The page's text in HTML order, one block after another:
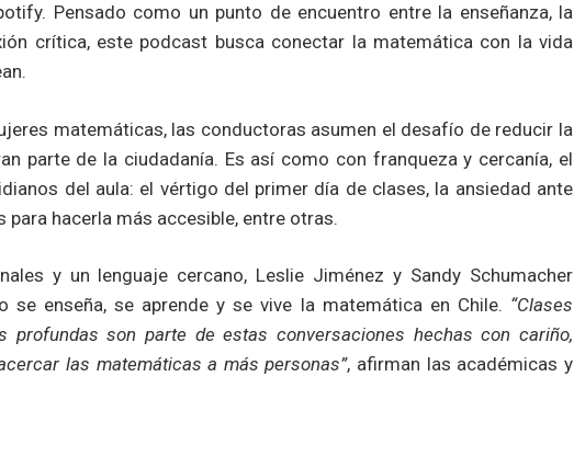
Pensado como un punto de encuentro entre la enseñanza, la
crítica, este podcast busca conectar la matemática con la vida
matemáticas, las conductoras asumen el desafío de reducir la
parte de la ciudadanía. Es así como con franqueza y cercanía, el
del aula: el vértigo del primer día de clases, la ansiedad ante
hacerla más accesible, entre otras.
y un lenguaje cercano, Leslie Jiménez y Sandy Schumacher
se enseña, se aprende y se vive la matemática en Chile. “Clases
profundas son parte de estas conversaciones hechas con cariño,
las matemáticas a más personas”, afirman las académicas y